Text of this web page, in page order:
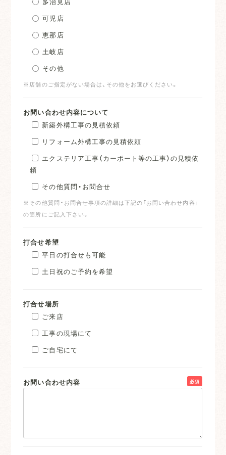
可児店
恵那店
土岐店
その他
※店舗のご指定がない場合は、その他をお選びください。
お問い合わせ内容について
新築外構工事の見積依頼
リフォーム外構工事の見積依頼
エクステリア工事（カーポート等の工事）の見積依
頼
その他質問・お問合せ
※その他質問・お問合せ事項の詳細は下記の「お問い合わせ内容」
の箇所にご記入下さい。
打合せ希望
平日の打合せも可能
土日祝のご予約を希望
打合せ場所
ご来店
工事の現場にて
ご自宅にて
お問い合わせ内容 必須